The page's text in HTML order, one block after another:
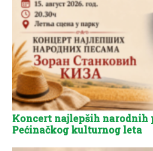
Koncert najlepših narodnih
Pećinačkog kulturnog leta